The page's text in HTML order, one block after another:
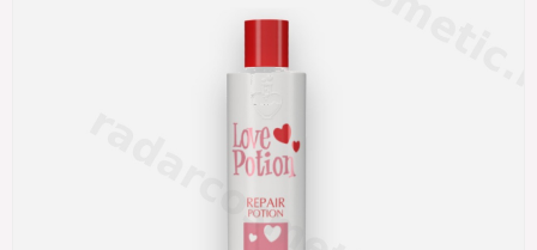
Завершающие маски 3 шаг